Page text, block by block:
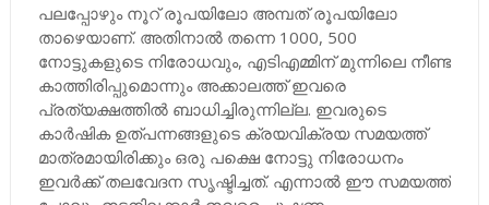
പലപ്പോഴും നൂറ് രൂപയിലോ അമ്പത് രൂപയിലോ
താഴെയാണ്. അതിനാൽ തന്നെ 1000, 500
നോട്ടുകളുടെ നിരോധവും, എടിഎമ്മിന് മുന്നിലെ നീണ്ട
കാത്തിരിപ്പുമൊന്നും അക്കാലത്ത് ഇവരെ
പ്രത്യക്ഷത്തിൽ ബാധിച്ചിരുന്നില്ല. ഇവരുടെ
കാർഷിക ഉത്പന്നങ്ങളുടെ ക്രയവിക്രയ സമയത്ത്
മാത്രമായിരിക്കും ഒരു പക്ഷെ നോട്ടു നിരോധനം
ഇവർക്ക് തലവേദന സൃഷ്ടിച്ചത്. എന്നാൽ ഈ സമയത്ത്